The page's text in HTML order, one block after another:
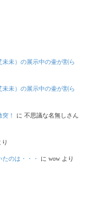
未）の展示中の壷が割ら
未）の展示中の壷が割ら
！ に 不思議な名無しさん
り
のは・・・ に wow より